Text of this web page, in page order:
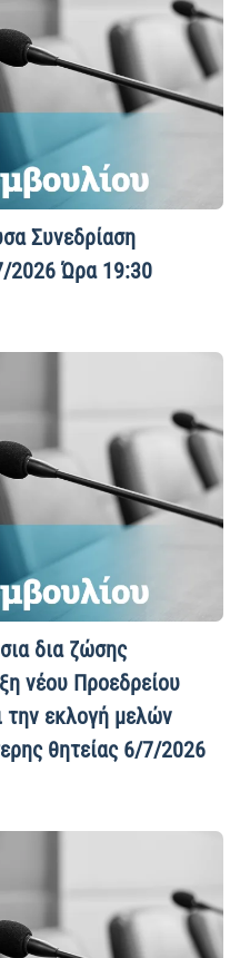
Συνεδρίαση
2026 Ώρα 19:30
δια ζώσης
νέου Προεδρείου
την εκλογή μελών
θητείας 6/7/2026